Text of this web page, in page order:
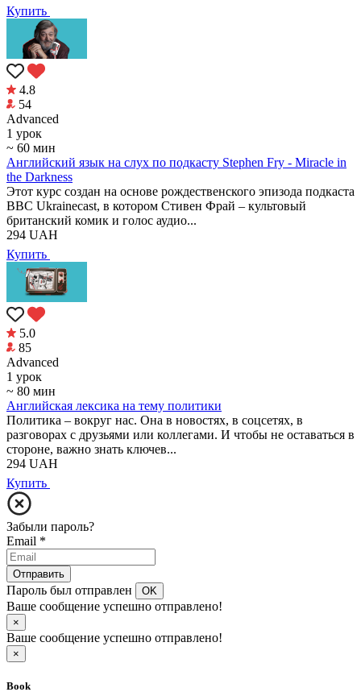
Купить
4.8
54
Аdvanced
1 урок
~ 60 мин
Английский язык на слух по подкасту Stephen Fry - Miracle in
the Darkness
Этот курс создан на основе рождественского эпизода подкаста
BBC Ukrainecast, в котором Стивен Фрай – культовый
британский комик и голос аудио...
294 UAH
Купить
5.0
85
Аdvanced
1 урок
~ 80 мин
Английская лексика на тему политики
Политика – вокруг нас. Она в новостях, в соцсетях, в
разговорах с друзьями или коллегами. И чтобы не оставаться в
стороне, важно знать ключев...
294 UAH
Купить
Забыли пароль?
Email *
Отправить
Пароль был отправлен OK
Ваше сообщение успешно отправлено!
×
Ваше сообщение успешно отправлено!
×
Book